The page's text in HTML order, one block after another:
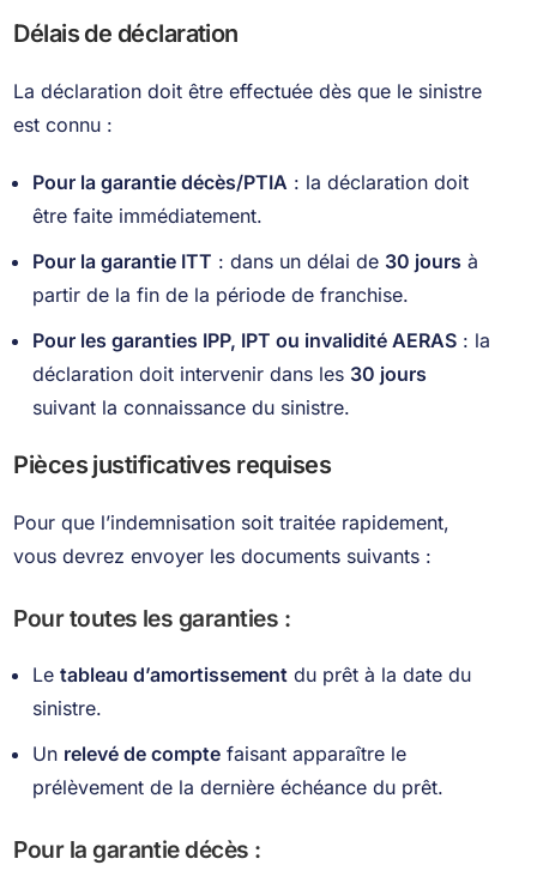
Délais de déclaration
La déclaration doit être effectuée dès que le sinistre
est connu :
Pour la garantie décès/PTIA : la déclaration doit
être faite immédiatement.
Pour la garantie ITT : dans un délai de 30 jours à
partir de la fin de la période de franchise.
Pour les garanties IPP, IPT ou invalidité AERAS : la
déclaration doit intervenir dans les 30 jours
suivant la connaissance du sinistre.
Pièces justificatives requises
Pour que l’indemnisation soit traitée rapidement,
vous devrez envoyer les documents suivants :
Pour toutes les garanties :
Letableau d’amortissement du prêt à la date du
sinistre.
Un relevé de compte faisant apparaître le
prélèvement de la dernière échéance du prêt.
Pour la garantie décès :